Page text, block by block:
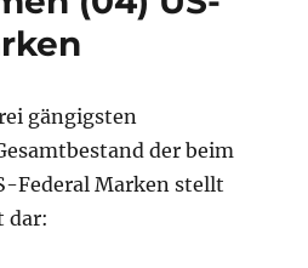
gängigsten
der beim
Federal Marken stellt
dar: